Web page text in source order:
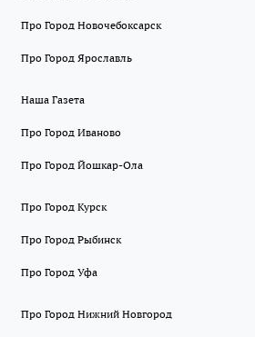
Про Город Новочебоксарск
Про Город Ярославль
Наша Газета
Про Город Иваново
Про Город Йошкар-Ола
Про Город Курск
Про Город Рыбинск
Про Город Уфа
Про Город Нижний Новгород